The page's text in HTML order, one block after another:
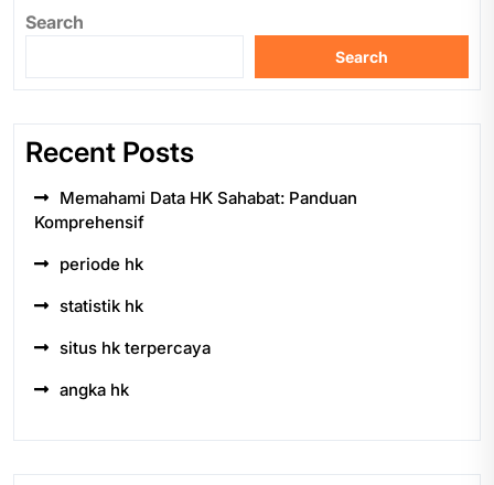
Search
Search
Recent Posts
Memahami Data HK Sahabat: Panduan
Komprehensif
periode hk
statistik hk
situs hk terpercaya
angka hk